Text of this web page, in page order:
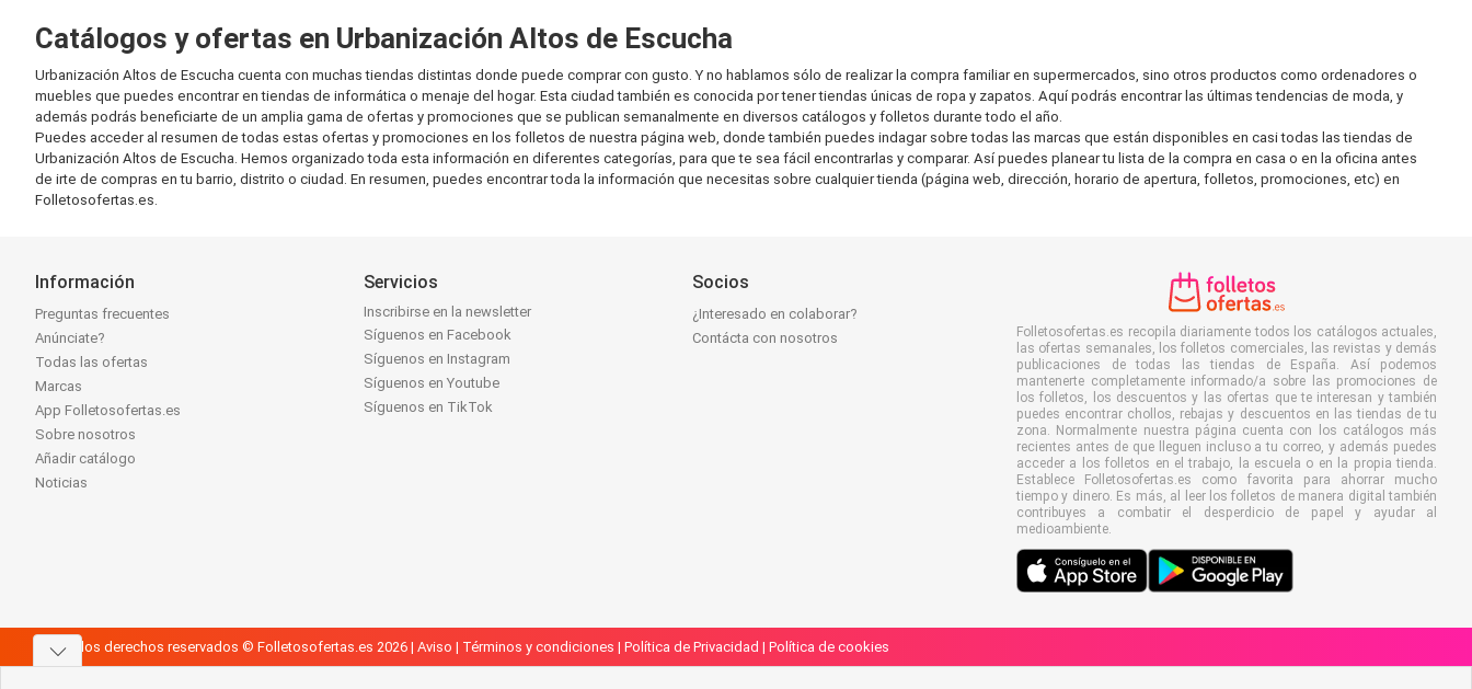
Catálogos y ofertas en Urbanización Altos de Escucha
Urbanización Altos de Escucha cuenta con muchas tiendas distintas donde puede comprar con gusto. Y no hablamos sólo de realizar la compra familiar en supermercados, sino otros productos como ordenadores o
muebles que puedes encontrar en tiendas de informática o menaje del hogar. Esta ciudad también es conocida por tener tiendas únicas de ropa y zapatos. Aquí podrás encontrar las últimas tendencias de moda, y
además podrás beneficiarte de un amplia gama de ofertas y promociones que se publican semanalmente en diversos catálogos y folletos durante todo el año.
Puedes acceder al resumen de todas estas ofertas y promociones en los folletos de nuestra página web, donde también puedes indagar sobre todas las marcas que están disponibles en casi todas las tiendas de
Urbanización Altos de Escucha. Hemos organizado toda esta información en diferentes categorías, para que te sea fácil encontrarlas y comparar. Así puedes planear tu lista de la compra en casa o en la oficina antes
de irte de compras en tu barrio, distrito o ciudad. En resumen, puedes encontrar toda la información que necesitas sobre cualquier tienda (página web, dirección, horario de apertura, folletos, promociones, etc) en
Folletosofertas.es.
Información
Preguntas frecuentes
Anúnciate?
Todas las ofertas
Marcas
App Folletosofertas.es
Sobre nosotros
Añadir catálogo
Noticias
Servicios
Inscribirse en la newsletter
Síguenos en Facebook
Síguenos en Instagram
Síguenos en Youtube
Síguenos en TikTok
Socios
¿Interesado en colaborar?
Contácta con nosotros
Folletosofertas.es recopila diariamente todos los catálogos actuales,
las ofertas semanales, los folletos comerciales, las revistas y demás
publicaciones de todas las tiendas de España. Así podemos
mantenerte completamente informado/a sobre las promociones de
los folletos, los descuentos y las ofertas que te interesan y también
puedes encontrar chollos, rebajas y descuentos en las tiendas de tu
zona. Normalmente nuestra página cuenta con los catálogos más
recientes antes de que lleguen incluso a tu correo, y además puedes
acceder a los folletos en el trabajo, la escuela o en la propia tienda.
Establece Folletosofertas.es como favorita para ahorrar mucho
tiempo y dinero. Es más, al leer los folletos de manera digital también
contribuyes a combatir el desperdicio de papel y ayudar al
medioambiente.
Todos los derechos reservados © Folletosofertas.es 2026 | Aviso | Términos y condiciones | Política de Privacidad | Política de cookies